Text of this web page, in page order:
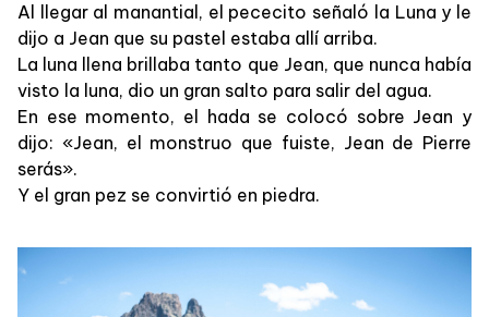
Al llegar al manantial, el pececito señaló la Luna y le
dijo a Jean que su pastel estaba allí arriba.
La luna llena brillaba tanto que Jean, que nunca había
visto la luna, dio un gran salto para salir del agua.
En ese momento, el hada se colocó sobre Jean y
dijo: «Jean, el monstruo que fuiste, Jean de Pierre
serás».
Y el gran pez se convirtió en piedra.